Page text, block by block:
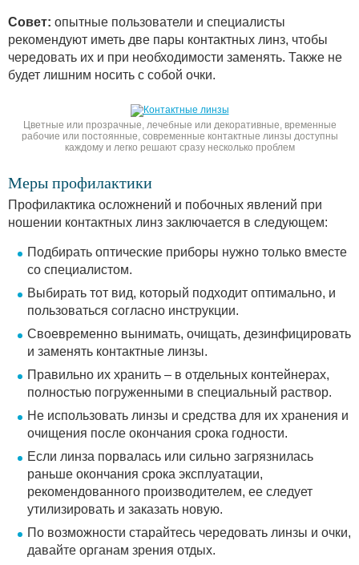
Совет: опытные пользователи и специалисты
рекомендуют иметь две пары контактных линз, чтобы
чередовать их и при необходимости заменять. Также не
будет лишним носить с собой очки.
Цветные или прозрачные, лечебные или декоративные, временные
рабочие или постоянные, современные контактные линзы доступны
каждому и легко решают сразу несколько проблем
Меры профилактики
Профилактика осложнений и побочных явлений при
ношении контактных линз заключается в следующем:
Подбирать оптические приборы нужно только вместе
со специалистом.
Выбирать тот вид, который подходит оптимально, и
пользоваться согласно инструкции.
Своевременно вынимать, очищать, дезинфицировать
и заменять контактные линзы.
Правильно их хранить – в отдельных контейнерах,
полностью погруженными в специальный раствор.
Не использовать линзы и средства для их хранения и
очищения после окончания срока годности.
Если линза порвалась или сильно загрязнилась
раньше окончания срока эксплуатации,
рекомендованного производителем, ее следует
утилизировать и заказать новую.
По возможности старайтесь чередовать линзы и очки,
давайте органам зрения отдых.